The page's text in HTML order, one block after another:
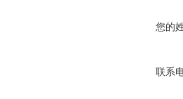
您的
联系